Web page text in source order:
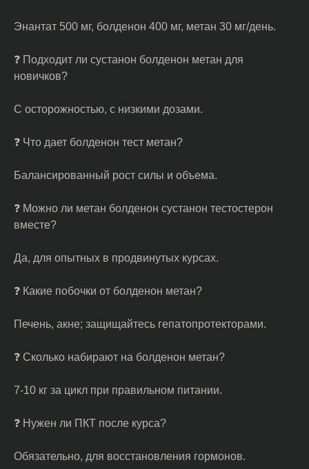
Энантат 500 мг, болденон 400 мг, метан 30 мг/день.
❓ Подходит ли сустанон болденон метан для
новичков?
С осторожностью, с низкими дозами.
❓ Что дает болденон тест метан?
Балансированный рост силы и объема.
❓ Можно ли метан болденон сустанон тестостерон
вместе?
Да, для опытных в продвинутых курсах.
❓ Какие побочки от болденон метан?
Печень, акне; защищайтесь гепатопротекторами.
❓ Сколько набирают на болденон метан?
7-10 кг за цикл при правильном питании.
❓ Нужен ли ПКТ после курса?
Обязательно, для восстановления гормонов.